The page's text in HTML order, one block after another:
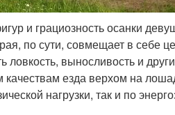
и грациозность осанки
по сути, совмещает в себе
выносливость и
качествам езда верхом на
нагрузки, так и по